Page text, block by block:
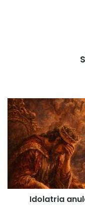
Idolatria
anula
sabedoria
Reis
Cap.
Idolatria